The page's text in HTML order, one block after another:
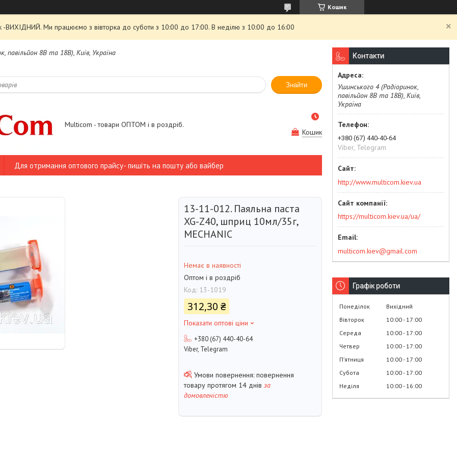
Кошик
-ВИХІДНИЙ. Ми працюємо з вівторка до суботи з 10:00 до 17:00. В неділю з 10:00 до 16:00
павільйон 8В та 18В), Київ, Україна
Знайти
Multicom - товари ОПТОМ і в роздріб.
Кошик
Для отримання оптового прайсу- пишіть на пошту або вайбер
13-11-012. Паяльна паста
XG-Z40, шприц 10мл/35г,
MECHANIC
Немає в наявності
Оптом і в роздріб
Код: 13-1019
312,30 ₴
Показати оптові ціни
+380 (67) 440-40-64
Viber, Telegram
повернення
товару протягом 14 днів за
домовленістю
Контакти
Ушинського 4 (Радіоринок,
павільйон 8В та 18В), Київ,
Україна
+380 (67) 440-40-64
Viber, Telegram
http://www.multicom.kiev.ua
https://multicom.kiev.ua/ua/
multicom.kiev@gmail.com
Графік роботи
Понеділок
Вихідний
Вівторок
10:00 17:00
Середа
10:00 17:00
Четвер
10:00 17:00
Пʼятниця
10:00 17:00
Субота
10:00 17:00
Неділя
10:00 16:00